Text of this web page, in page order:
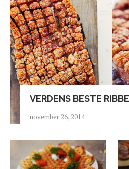
VERDENS BESTE RIBBE
november 26, 2014